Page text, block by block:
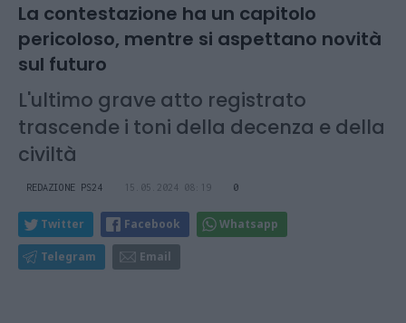
La contestazione ha un capitolo
pericoloso, mentre si aspettano novità
sul futuro
L'ultimo grave atto registrato
trascende i toni della decenza e della
civiltà
REDAZIONE PS24 15.05.2024 08:19 0
Twitter Facebook Whatsapp
Telegram Email